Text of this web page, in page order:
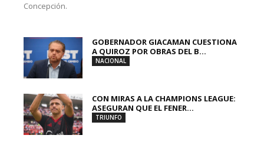
Concepción.
GOBERNADOR GIACAMAN CUESTIONA
A QUIROZ POR OBRAS DEL B...
NACIONAL
CON MIRAS A LA CHAMPIONS LEAGUE:
ASEGURAN QUE EL FENER...
TRIUNFO